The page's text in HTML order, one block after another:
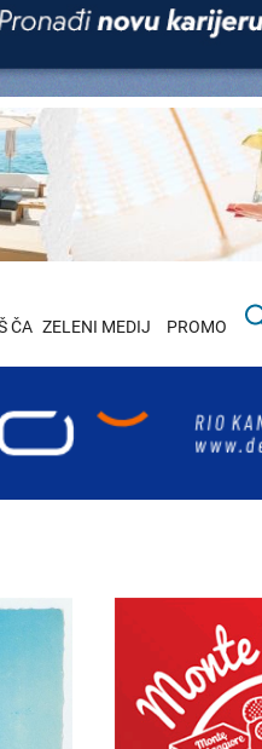
ČA ZELENI MEDIJ PROMO